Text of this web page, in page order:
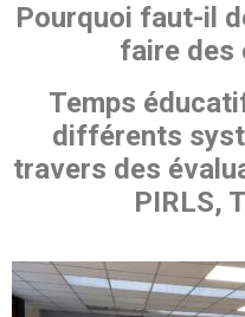
Pourquoi faut-il
faire des
Temps
différents
travers des
PIRLS,